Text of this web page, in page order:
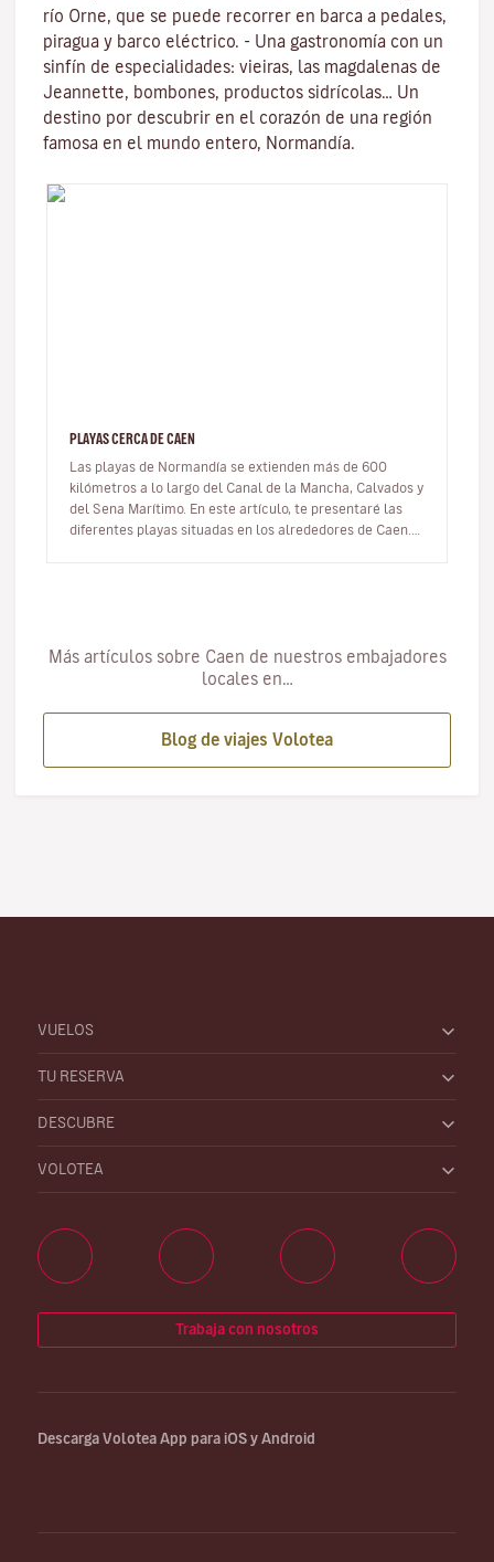
río Orne, que se puede recorrer en barca a pedales,
piragua y barco eléctrico. - Una gastronomía con un
sinfín de especialidades: vieiras, las magdalenas de
Jeannette, bombones, productos sidrícolas… Un
destino por descubrir en el corazón de una región
famosa en el mundo entero, Normandía.
PLAYAS CERCA DE CAEN
Las playas de Normandía se extienden más de 600
kilómetros a lo largo del Canal de la Mancha, Calvados y
del Sena Marítimo. En este artículo, te presentaré las
diferentes playas situadas en los alrededores de Caen.
Más artículos sobre Caen de nuestros embajadores
locales en…
Blog de viajes Volotea
VUELOS
TU RESERVA
DESCUBRE
VOLOTEA
Trabaja con nosotros
Descarga Volotea App para iOS y Android